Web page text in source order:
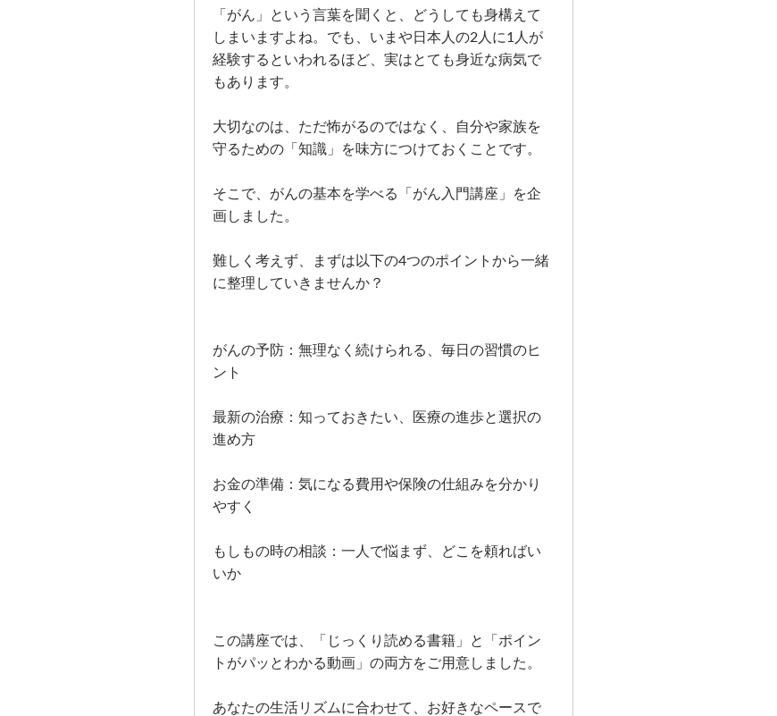
「がん」という言葉を聞くと、どうしても身構えて
しまいますよね。でも、いまや日本人の2人に1人が
経験するといわれるほど、実はとても身近な病気で
もあります。
大切なのは、ただ怖がるのではなく、自分や家族を
守るための「知識」を味方につけておくことです。
そこで、がんの基本を学べる「がん入門講座」を企
画しました。
難しく考えず、まずは以下の4つのポイントから一緒
に整理していきませんか？
がんの予防：無理なく続けられる、毎日の習慣のヒ
ント
最新の治療：知っておきたい、医療の進歩と選択の
進め方
お金の準備：気になる費用や保険の仕組みを分かり
やすく
もしもの時の相談：一人で悩まず、どこを頼ればい
いか
この講座では、「じっくり読める書籍」と「ポイン
トがパッとわかる動画」の両方をご用意しました。
あなたの生活リズムに合わせて、お好きなペースで